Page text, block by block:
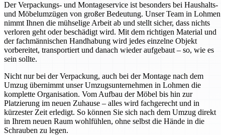
Der Verpackungs- und Montageservice ist besonders bei Haushalts-
und Möbelumzügen von großer Bedeutung. Unser Team in Lohmen
nimmt Ihnen die mühselige Arbeit ab und stellt sicher, dass nichts
verloren geht oder beschädigt wird. Mit dem richtigen Material und
der fachmännischen Handhabung wird jedes einzelne Objekt
vorbereitet, transportiert und danach wieder aufgebaut – so, wie es
sein sollte.
Nicht nur bei der Verpackung, auch bei der Montage nach dem
Umzug übernimmt unser Umzugsunternehmen in Lohmen die
komplette Organisation. Vom Aufbau der Möbel bis hin zur
Platzierung im neuen Zuhause – alles wird fachgerecht und in
kürzester Zeit erledigt. So können Sie sich nach dem Umzug direkt
in Ihrem neuen Raum wohlfühlen, ohne selbst die Hände in die
Schrauben zu legen.